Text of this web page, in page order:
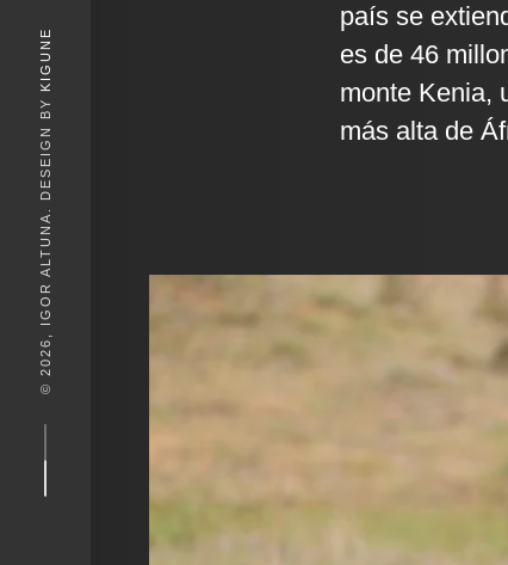
© 2026, IGOR ALTUNA. DESEIGN BY
KIGUNE
país se
es de 46
monte Kenia,
más alta de